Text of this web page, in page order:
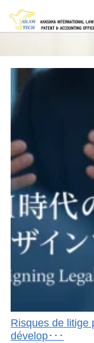
Risques de litige
dévelop･･･